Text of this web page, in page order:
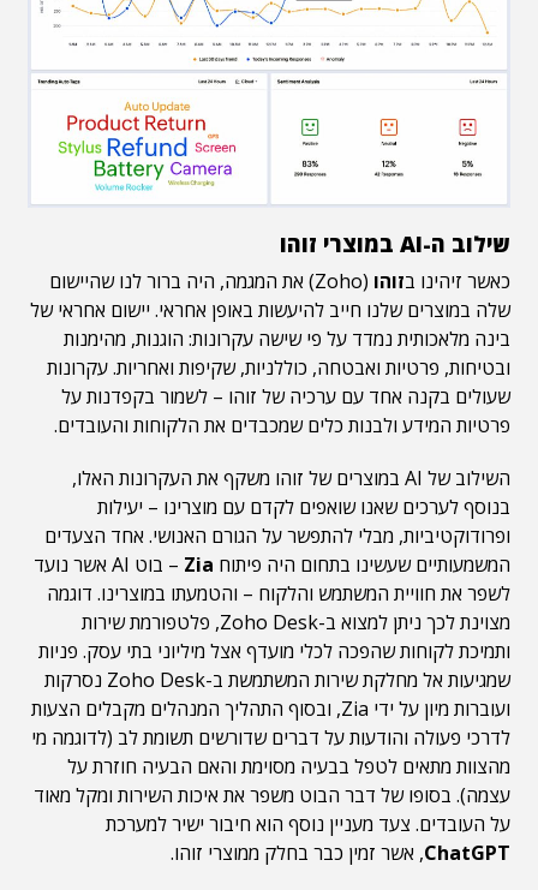
שילוב ה-AI במוצרי זוהו
כאשר זיהינו בזוהו
(Zoho) את המגמה, היה ברור לנו שהיישום
שלה במוצרים שלנו חייב להיעשות באופן אחראי. יישום אחראי של
בינה מלאכותית נמדד על פי שישה עקרונות: הוגנות, מהימנות
ובטיחות, פרטיות ואבטחה, כוללניות, שקיפות ואחריות. עקרונות
שעולים בקנה אחד עם ערכיה של זוהו – לשמור בקפדנות על
פרטיות המידע ולבנות כלים שמכבדים את הלקוחות והעובדים.
השילוב של AI במוצרים של זוהו משקף את העקרונות האלו,
בנוסף לערכים שאנו שואפים לקדם עם מוצרינו – יעילות
ופרודוקטיביות, מבלי להתפשר על הגורם האנושי. אחד הצעדים
המשמעותיים שעשינו בתחום היה פיתוח Zia
– בוט AI אשר נועד
לשפר את חוויית המשתמש והלקוח – והטמעתו במוצרינו. דוגמה
מצוינת לכך ניתן למצוא ב-Zoho Desk, פלטפורמת שירות
ותמיכת לקוחות שהפכה לכלי מועדף אצל מיליוני בתי עסק. פניות
שמגיעות אל מחלקת שירות המשתמשת ב-Zoho Desk נסרקות
ועוברות מיון על ידי Zia, ובסוף התהליך המנהלים מקבלים הצעות
לדרכי פעולה והודעות על דברים שדורשים תשומת לב (לדוגמה מי
מהצוות מתאים לטפל בבעיה מסוימת והאם הבעיה חוזרת על
עצמה). בסופו של דבר הבוט משפר את איכות השירות ומקל מאוד
על העובדים. צעד מעניין נוסף הוא חיבור ישיר למערכת
ChatGPT, אשר זמין כבר בחלק ממוצרי זוהו.